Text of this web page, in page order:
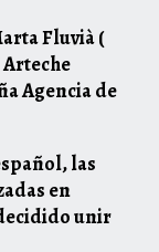
Fluvià (
Agencia de
las
en
unir